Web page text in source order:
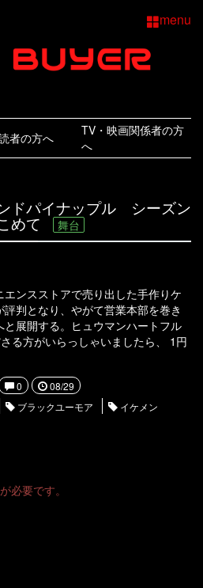
menu
者の方へ
TV・映画関係者の方
へ
ドパイナップル シーズン
めて 舞台
ンスストアで売り出した手作りケ
判となり、やがて営業本部を巻き
展開する。ヒュウマンハートフル
る方がいらっしゃいましたら、 1円
0
08/29
ブラックユーモア
イケメン
が必要です。